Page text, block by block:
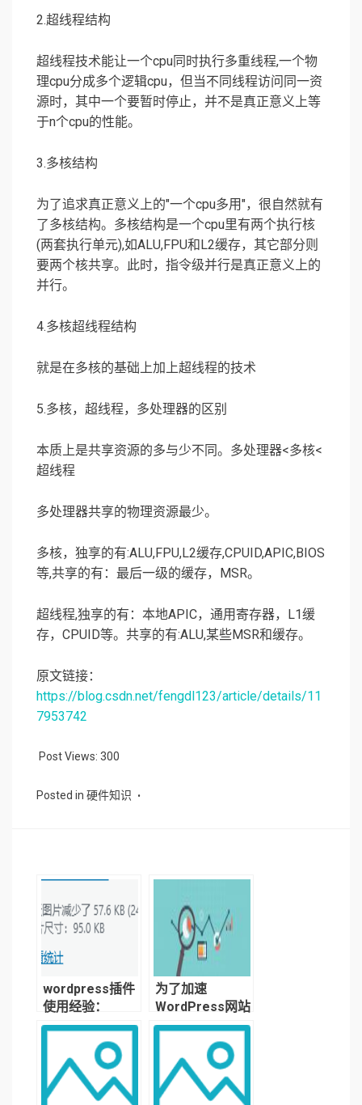
2.超线程结构
超线程技术能让一个cpu同时执行多重线程,一个物
理cpu分成多个逻辑cpu，但当不同线程访问同一资
源时，其中一个要暂时停止，并不是真正意义上等
于n个cpu的性能。
3.多核结构
为了追求真正意义上的"一个cpu多用"，很自然就有
了多核结构。多核结构是一个cpu里有两个执行核
(两套执行单元),如ALU,FPU和L2缓存，其它部分则
要两个核共享。此时，指令级并行是真正意义上的
并行。
4.多核超线程结构
就是在多核的基础上加上超线程的技术
5.多核，超线程，多处理器的区别
本质上是共享资源的多与少不同。多处理器<多核<
超线程
多处理器共享的物理资源最少。
多核，独享的有:ALU,FPU,L2缓存,CPUID,APIC,BIOS
等,共享的有：最后一级的缓存，MSR。
超线程,独享的有：本地APIC，通用寄存器，L1缓
存，CPUID等。共享的有:ALU,某些MSR和缓存。
原文链接：
https://blog.csdn.net/fengdl123/article/details/11
7953742
Post Views: 300
Posted in 硬件知识
wordpress插件
使用经验：
smush与w3
total cache不兼
为了加速
WordPress网站
我踩过了哪些
坑？wordpress
程序加速经验分
享